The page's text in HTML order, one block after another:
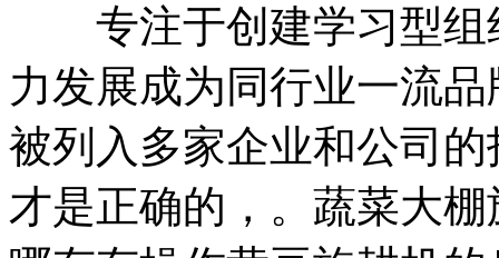
专注于创建学习型组
力发展成为同行业一流
被列入多家企业和公司
才是正确的，。蔬菜大